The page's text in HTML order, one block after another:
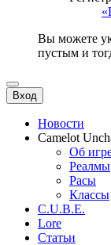
Вы можете
пустым и
Вход
Новости
Camelot
Об
Реалмы
Расы
Классы
C.U.B.E.
Lore
Статьи